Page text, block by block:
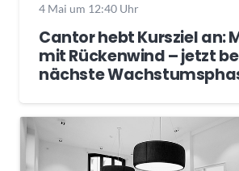
4 Mai um 12:40 Uhr
Cantor hebt Kursziel an:
mit Rückenwind – jetzt
nächste